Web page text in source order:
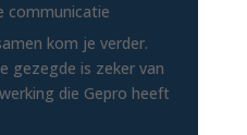
communicatie
kom je verder.
gezegde is zeker van
die Gepro heeft